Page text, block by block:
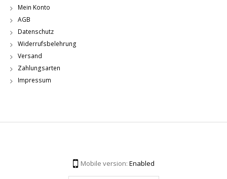
Mein Konto
AGB
Datenschutz
Widerrufsbelehrung
Versand
Zahlungsarten
Impressum
Mobile version: Enabled